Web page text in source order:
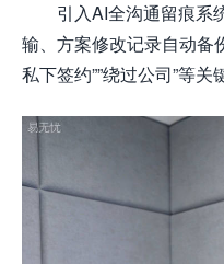
引入AI全沟通留痕系
输、方案修改记录自动备
私下签约””绕过公司”等关